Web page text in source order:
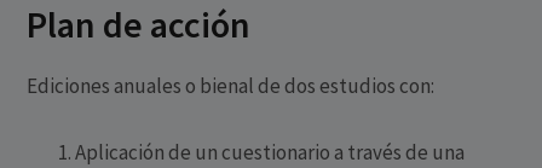
Plan de acción
Ediciones anuales o bienal de dos estudios con:
Aplicación de un cuestionario a través de una